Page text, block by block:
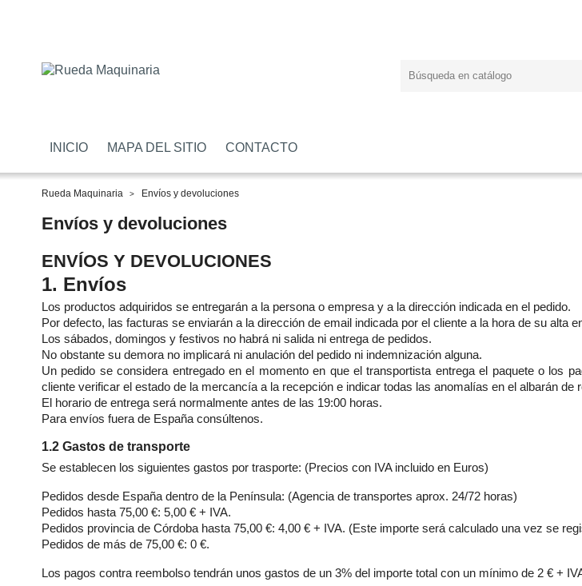
INICIO MAPA DEL SITIO CONTACTO
Rueda Maquinaria Envíos y devoluciones
Envíos y devoluciones
ENVÍOS Y DEVOLUCIONES
1. Envíos
Los productos adquiridos se entregarán a la persona o empresa y a la dirección indicada en el pedido.
Por defecto, las facturas se enviarán a la dirección de email indicada por el cliente a la hora de su alta
Los sábados, domingos y festivos no habrá ni salida ni entrega de pedidos.
No obstante su demora no implicará ni anulación del pedido ni indemnización alguna.
Un pedido se considera entregado en el momento en que el transportista entrega el paquete o los
cliente verificar el estado de la mercancía a la recepción e indicar todas las anomalías en el albarán de
El horario de entrega será normalmente antes de las 19:00 horas.
Para envíos fuera de España consúltenos.
1.2 Gastos de transporte
Se establecen los siguientes gastos por trasporte: (Precios con IVA incluido en Euros)
Pedidos desde España dentro de la Península: (Agencia de transportes aprox. 24/72 horas)
Pedidos hasta 75,00 €: 5,00 € + IVA.
Pedidos provincia de Córdoba hasta 75,00 €: 4,00 € + IVA. (Este importe será calculado una vez se
Pedidos de más de 75,00 €: 0 €.
Los pagos contra reembolso tendrán unos gastos de un 3% del importe total con un mínimo de 2 € +